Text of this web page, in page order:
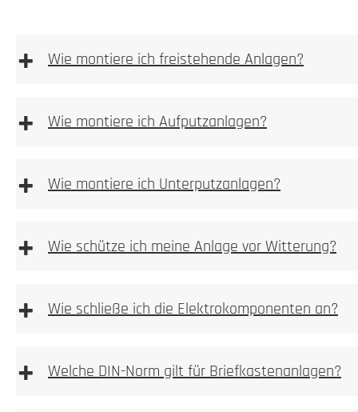
+ Wie montiere ich freistehende Anlagen?
Bitte achten
+ Wie montiere ich Aufputzanlagen?
1. Prüfen
+ Wie montiere ich Unterputzanlagen?
+ Wie schütze ich meine Anlage vor Witterung?
+ Wie schließe ich die Elektrokomponenten an?
vom Hersteller beigelegte Betriebsanleitung!
+ Welche DIN-Norm gilt für Briefkastenanlagen?